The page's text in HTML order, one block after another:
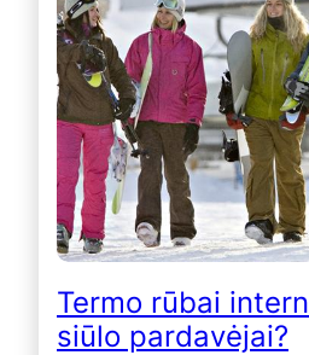
Termo rūbai
siūlo pardavėjai?